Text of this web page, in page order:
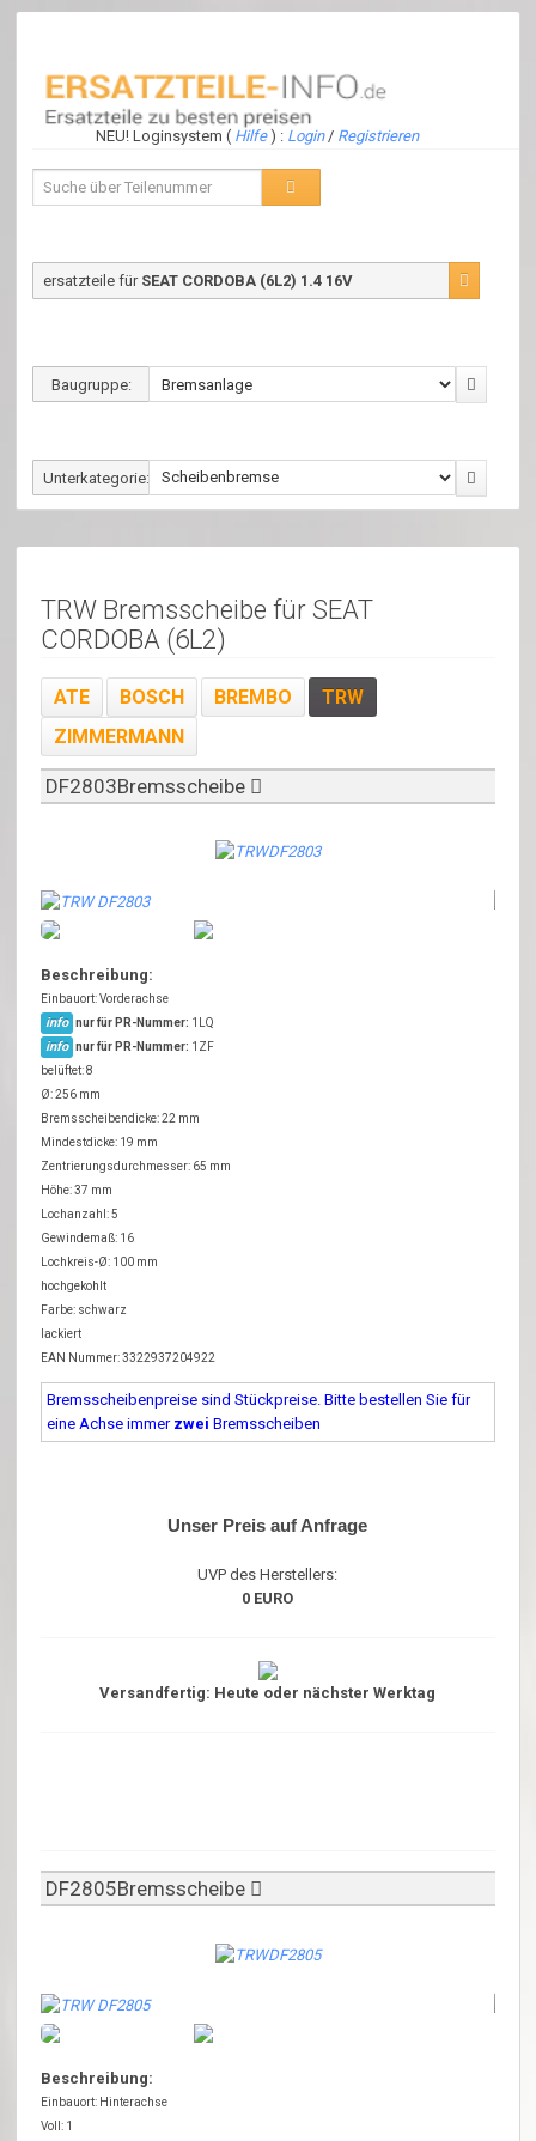
NEU! Loginsystem ( Hilfe) : Login/ Registrieren
ersatzteile für SEAT CORDOBA (6L2) 1.4 16V
Baugruppe:
Unterkategorie:
TRW Bremsscheibe für SEAT
CORDOBA (6L2)
ATE BOSCH BREMBO
TRW
ZIMMERMANN
DF2803Bremsscheibe
Beschreibung:
Einbauort: Vorderachse
info nur für PR-Nummer: 1LQ
info nur für PR-Nummer: 1ZF
belüftet: 8
Ø: 256 mm
Bremsscheibendicke: 22 mm
Mindestdicke: 19 mm
Zentrierungsdurchmesser: 65 mm
Höhe: 37 mm
Lochanzahl: 5
Gewindemaß: 16
Lochkreis-Ø: 100 mm
hochgekohlt
Farbe: schwarz
lackiert
EAN Nummer: 3322937204922
Bremsscheibenpreise sind Stückpreise. Bitte bestellen Sie für
eine Achse immer zwei Bremsscheiben
Unser Preis auf Anfrage
UVP des Herstellers:
0 EURO
Versandfertig: Heute oder nächster Werktag
DF2805Bremsscheibe
Beschreibung:
Einbauort: Hinterachse
Voll: 1